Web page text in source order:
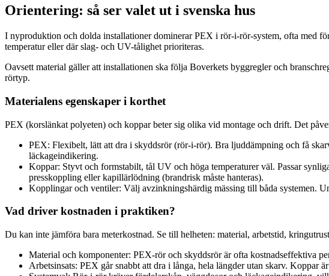
Orientering: så ser valet ut i svenska hus
I nyproduktion och dolda installationer dominerar PEX i rör-i-rör-system, ofta med
temperatur eller där slag- och UV-tålighet prioriteras.
Oavsett material gäller att installationen ska följa Boverkets byggregler och
rörtyp.
Materialens egenskaper i korthet
PEX (korslänkat polyeten) och koppar beter sig olika vid montage och drift. Det
PEX: Flexibelt, lätt att dra i skyddsrör (rör-i-rör). Bra ljuddämpning och få
läckageindikering.
Koppar: Styvt och formstabilt, tål UV och höga temperaturer väl. Passar
presskoppling eller kapillärlödning (brandrisk måste hanteras).
Kopplingar och ventiler: Välj avzinkningshärdig mässing till båda systemen.
Vad driver kostnaden i praktiken?
Du kan inte jämföra bara meterkostnad. Se till helheten: material, arbetstid,
Material och komponenter: PEX-rör och skyddsrör är ofta kostnadseffektiva
Arbetsinsats: PEX går snabbt att dra i långa, hela längder utan skarv.